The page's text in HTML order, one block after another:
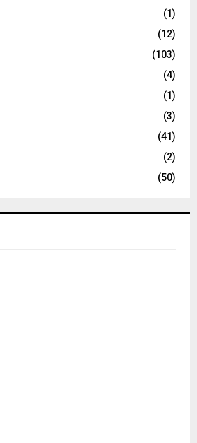
(1)
(12)
(103)
(4)
(1)
(3)
(41)
(2)
(50)